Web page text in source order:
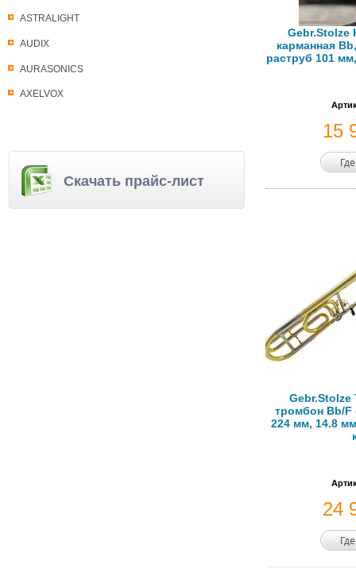
ASTRALIGHT
AUDIX
AURASONICS
AXELVOX
Скачать прайс-лист
Gebr.Stolze
карманная
раструб 101
15
Gebr.Stolze
тромбон Bb/F
224 мм, 14.8
24